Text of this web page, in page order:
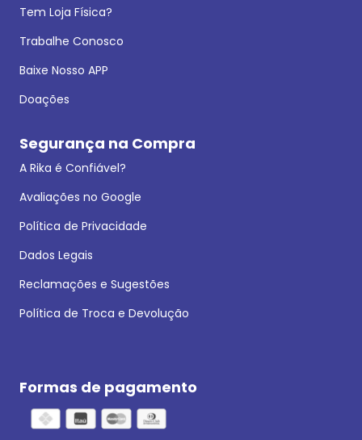
Tem Loja Física?
Trabalhe Conosco
Baixe Nosso APP
Doações
Segurança na Compra
A Rika é Confiável?
Avaliações no Google
Política de Privacidade
Dados Legais
Reclamações e Sugestões
Política de Troca e Devolução
Formas de pagamento